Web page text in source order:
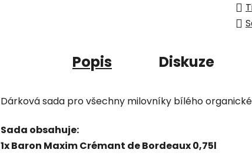
Popis Diskuze
Dárková sada pro všechny milovníky bílého
Sada obsahuje:
1x Baron Maxim Crémant de Bordeaux 0,75l